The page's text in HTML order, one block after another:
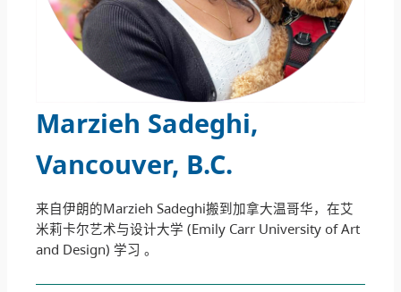
Marzieh Sadeghi,
Vancouver, B.C.
来自伊朗的Marzieh Sadeghi搬到加拿大温哥华，在艾
米莉卡尔艺术与设计大学 (Emily Carr University of Art
and Design) 学习 。